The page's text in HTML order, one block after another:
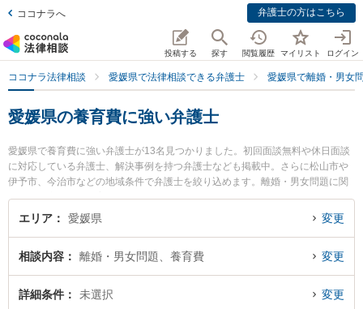
ココナラへ 弁護士の方はこちら
投稿する 探す 閲覧履歴 マイリスト ログイン
ココナラ法律相談 愛媛県で法律相談できる弁護士 愛媛県で離婚・男女
愛媛県の養育費に強い弁護士
愛媛県で養育費に強い弁護士が13名見つかりました。初回面談無料や休日面談
に対応している弁護士、解決事例を持つ弁護士なども掲載中。さらに松山市や
伊予市、今治市などの地域条件で弁護士を絞り込めます。離婚・男女問題に関
係する財産分与や養育費、親権等の細かな分野での絞り込み検索もでき便利で
す。特にふじわら法律事務所の藤原 諭弁護士やベリーベスト法律事務所 松山オ
夜間に発生した養育費のトラブルを今すぐに弁護士に相談したい』『養育費の
トラブル解決の実績豊富な近くの弁護士を検索したい』『初回相談無料で養育
費を法律相談できる愛媛県内の弁護士に相談予約したい』などでお困りの相談
エリア 愛媛県 変更
相談内容 離婚・男女問題、養育費 変更
詳細条件 未選択 変更